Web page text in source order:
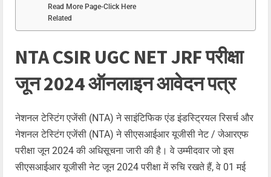
Read More Page-Click Here
Related
NTA CSIR UGC NET JRF परीक्षा
जून 2024 ऑनलाइन आवेदन पत्र
नेशनल टेस्टिंग एजेंसी (NTA) ने साइंटिफिक एंड इंडस्ट्रियल रिसर्च और
नेशनल टेस्टिंग एजेंसी (NTA) ने सीएसआईआर यूजीसी नेट / जेआरएफ
परीक्षा जून 2024 की अधिसूचना जारी की है। वे उम्मीदवार जो इस
सीएसआईआर यूजीसी नेट जून 2024 परीक्षा में रुचि रखते हैं, वे 01 मई